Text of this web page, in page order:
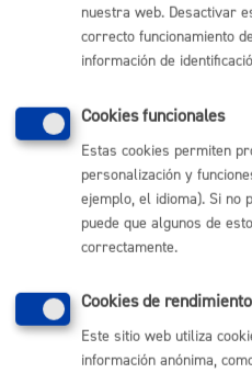
Asociación de barrio -
Comunícate con el
Sebastián
(+34) 943 481 000
Buzón de la ciudadanía
Informar de un error en la web
nuestra web. Desactivar
correcto funcionamiento
información de
Cookies funcionales
Estas cookies permiten
personalización y
ejemplo, el idioma). Si no
puede que algunos de
correctamente.
Cookies de rendimiento
Este sitio web utiliza
información anónima,